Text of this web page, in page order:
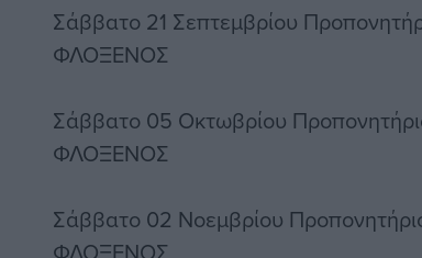
Σάββατο 21 Σεπτεμβρίου
ΦΛΟΞΕΝΟΣ
Σάββατο 05 Οκτωβρίου
ΦΛΟΞΕΝΟΣ
Σάββατο 02 Νοεμβρίου